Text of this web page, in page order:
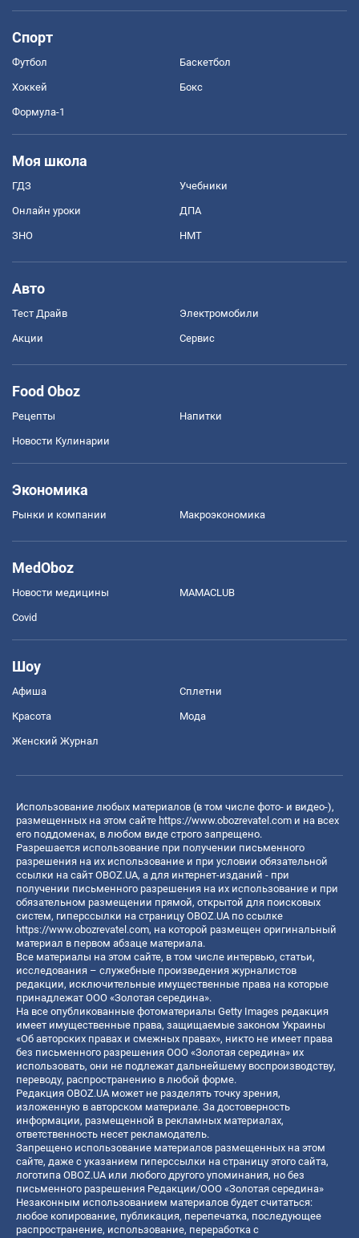
Спорт
Футбол Баскетбол
Хоккей Бокс
Формула-1
Моя школа
ГДЗ Учебники
Онлайн уроки ДПА
ЗНО НМТ
Авто
Тест Драйв Электромобили
Акции Сервис
Food Oboz
Рецепты Напитки
Новости Кулинарии
Экономика
Рынки и компании Mакроэкономика
MedOboz
Новости медицины MAMACLUB
Covid
Шоу
Афиша Сплетни
Красота Мода
Женский Журнал
Использование любых материалов (в том числе фото- и видео-),
размещенных на этом сайте https://www.obozrevatel.com и на всех
его поддоменах, в любом виде строго запрещено.
Разрешается использование при получении письменного
разрешения на их использование и при условии обязательной
ссылки на сайт OBOZ.UA, а для интернет-изданий - при
получении письменного разрешения на их использование и при
обязательном размещении прямой, открытой для поисковых
систем, гиперссылки на страницу OBOZ.UA по ссылке
https://www.obozrevatel.com, на которой размещен оригинальный
материал в первом абзаце материала.
Все материалы на этом сайте, в том числе интервью, статьи,
исследования – служебные произведения журналистов
редакции, исключительные имущественные права на которые
принадлежат ООО «Золотая середина».
На все опубликованные фотоматериалы Getty Images редакция
имеет имущественные права, защищаемые законом Украины
«Об авторских правах и смежных правах», никто не имеет права
без письменного разрешения ООО «Золотая середина» их
использовать, они не подлежат дальнейшему воспроизводству,
переводу, распространению в любой форме.
Редакция OBOZ.UA может не разделять точку зрения,
изложенную в авторском материале. За достоверность
информации, размещенной в рекламных материалах,
ответственность несет рекламодатель.
Запрещено использование материалов размещенных на этом
сайте, даже с указанием гиперссылки на страницу этого сайта,
логотипа OBOZ.UA или любого другого упоминания, но без
письменного разрешения Редакции/ООО «Золотая середина»
Незаконным использованием материалов будет считаться:
любое копирование, публикация, перепечатка, последующее
распространение, использование, переработка с